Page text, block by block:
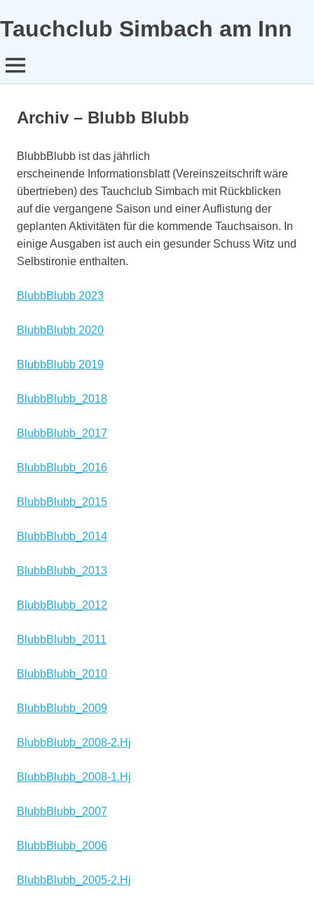
springen
Tauchclub Simbach am Inn
MENÜ
Archiv – Blubb Blubb
BlubbBlubb ist das jährlich
erscheinende Informationsblatt (Vereinszeitschrift wäre
übertrieben) des Tauchclub Simbach mit Rückblicken
auf die vergangene Saison und einer Auflistung der
geplanten Aktivitäten für die kommende Tauchsaison. In
einige Ausgaben ist auch ein gesunder Schuss Witz und
Selbstironie enthalten.
BlubbBlubb 2023
BlubbBlubb 2020
BlubbBlubb 2019
BlubbBlubb_2018
BlubbBlubb_2017
BlubbBlubb_2016
BlubbBlubb_2015
BlubbBlubb_2014
BlubbBlubb_2013
BlubbBlubb_2012
BlubbBlubb_2011
BlubbBlubb_2010
BlubbBlubb_2009
BlubbBlubb_2008-2.Hj
BlubbBlubb_2008-1.Hj
BlubbBlubb_2007
BlubbBlubb_2006
BlubbBlubb_2005-2.Hj